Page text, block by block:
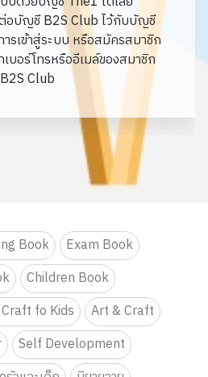
อบัญชี B2S Club ไว้กับบัญชี
เข้าสู่ระบบ หรือสมัครสมาชิก
บอร์โทรหรืออีเมล์ของสมาชิก
B2S Club
Book
Exam Book
Children Book
fo Kids
Art & Craft
Self Development